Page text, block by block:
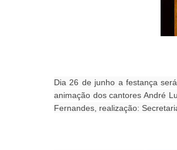
Dia 26 de junho a festança
animação dos cantores André
Fernandes, realização: